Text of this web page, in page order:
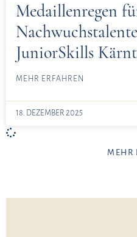
Medaillenregen
JuniorSkills
MEHR ERFAHREN
18. DEZEMBER 2025
MEHR